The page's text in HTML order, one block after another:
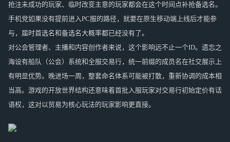
抢注未成功的玩家、临时改变主意的玩家都会在这个时间点补抢备选名。
手机党如果没有提前进入PC服的路径，就要在原生移动端上线后才能参
与，届时首选名和备选名大概率都已经没有了。
对公会管理者、主播和内容创作者来说，这个影响远不止一个ID。遗忘之
海设有船队（公会）系统和全服交易行，统一前缀的成员名在社交展示上
有明显优势。晚进场一周，整套命名体系可能被打散，重新协调的成本相
当高。游戏的开放世界结构还意味着首批入服玩家对交易行初始定价有话
语权，这对以贸易为核心玩法的玩家影响更直接。